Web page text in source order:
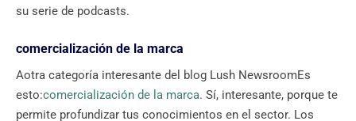
su serie de podcasts.
comercialización de la marca
Aotra categoría interesante del blog Lush NewsroomEs
esto:comercialización de la marca. Sí, interesante, porque te
permite profundizar tus conocimientos en el sector. Los